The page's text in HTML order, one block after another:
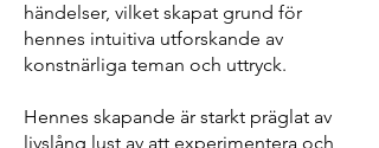
händelser, vilket skapat grund för
hennes intuitiva utforskande av
konstnärliga teman och uttryck.
Hennes skapande är starkt präglat av
livslång lust av att experimentera och